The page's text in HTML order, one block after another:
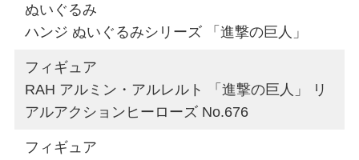
ぬいぐるみ
ハンジ ぬいぐるみシリーズ 「進撃の巨人」
フィギュア
RAH アルミン・アルレルト 「進撃の巨人」 リ
アルアクションヒーローズ No.676
フィギュア